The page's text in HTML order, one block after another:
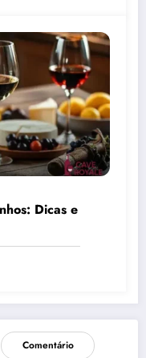
Dicas e
Comentário